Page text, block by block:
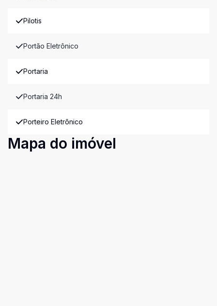
Pilotis
Portão Eletrônico
Portaria
Portaria 24h
Porteiro Eletrônico
Mapa do imóvel